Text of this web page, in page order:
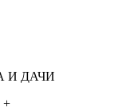
И ДАЧИ
+